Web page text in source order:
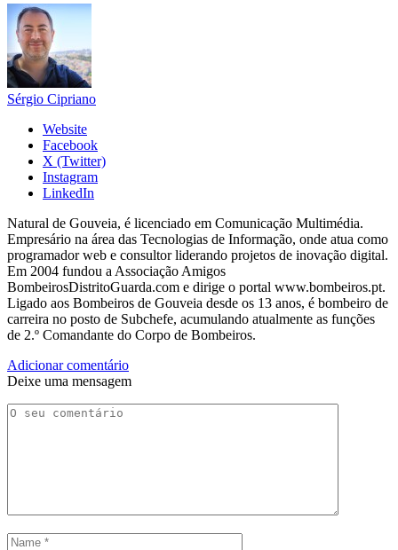
Sérgio Cipriano
Website
Facebook
X (Twitter)
Instagram
LinkedIn
Natural de Gouveia, é licenciado em Comunicação Multimédia.
Empresário na área das Tecnologias de Informação, onde atua como
programador web e consultor liderando projetos de inovação digital.
Em 2004 fundou a Associação Amigos
BombeirosDistritoGuarda.com e dirige o portal www.bombeiros.pt.
Ligado aos Bombeiros de Gouveia desde os 13 anos, é bombeiro de
carreira no posto de Subchefe, acumulando atualmente as funções
de 2.º Comandante do Corpo de Bombeiros.
Adicionar comentário
Deixe uma mensagem